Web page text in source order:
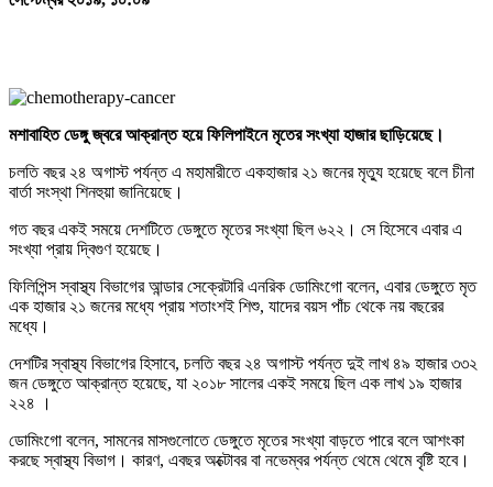
মশাবাহিত ডেঙ্গু জ্বরে আক্রান্ত হয়ে ফিলিপাইনে মৃতের সংখ্যা হাজার ছাড়িয়েছে।
চলতি বছর ২৪ অগাস্ট পর্যন্ত এ মহামারীতে একহাজার ২১ জনের মৃত্যু হয়েছে বলে চীনা
বার্তা সংস্থা শিনহুয়া জানিয়েছে।
গত বছর একই সময়ে দেশটিতে ডেঙ্গুতে মৃতের সংখ্যা ছিল ৬২২। সে হিসেবে এবার এ
সংখ্যা প্রায় দ্বিগুণ হয়েছে।
ফিলিপিন্স স্বাস্থ্য বিভাগের আন্ডার সেক্রেটারি এনরিক ডোমিংগো বলেন, এবার ডেঙ্গুতে মৃত
এক হাজার ২১ জনের মধ্যে প্রায় শতাংশই শিশু, যাদের বয়স পাঁচ থেকে নয় বছরের
মধ্যে।
দেশটির স্বাস্থ্য বিভাগের হিসাবে, চলতি বছর ২৪ অগাস্ট পর্যন্ত দুই লাখ ৪৯ হাজার ৩৩২
জন ডেঙ্গুতে আক্রান্ত হয়েছে, যা ২০১৮ সালের একই সময়ে ছিল এক লাখ ১৯ হাজার
২২৪ ।
ডোমিংগো বলেন, সামনের মাসগুলোতে ডেঙ্গুতে মৃতের সংখ্যা বাড়তে পারে বলে আশংকা
করছে স্বাস্থ্য বিভাগ। কারণ, এবছর অক্টোবর বা নভেম্বর পর্যন্ত থেমে থেমে বৃষ্টি হবে।